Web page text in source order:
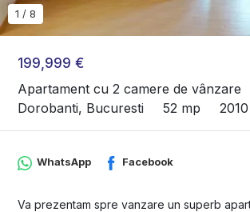
199,999 €
Apartament cu 2 camere de vânzare
Dorobanti, Bucuresti
52 mp 2010
1 / 8
WhatsApp Facebook
Va prezentam spre vanzare un superb